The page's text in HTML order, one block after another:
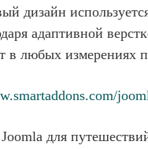
дизайн
адаптивной
в любых измерениях
для